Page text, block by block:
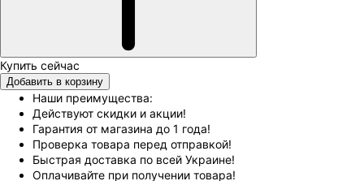
Добавить в корзину
Наши преимущества:
Действуют скидки и акции!
Гарантия от магазина до 1 года!
Проверка товара перед отправкой!
Быстрая доставка по всей Украине!
Оплачивайте при получении товара!